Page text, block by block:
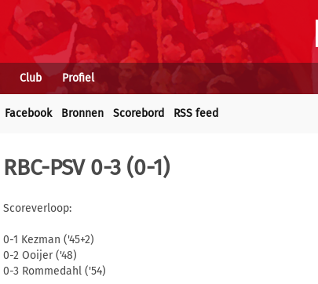
Club Profiel
Facebook Bronnen Scorebord RSS feed
RBC-PSV 0-3 (0-1)
Scoreverloop:
0-1 Kezman ('45+2)
0-2 Ooijer ('48)
0-3 Rommedahl ('54)